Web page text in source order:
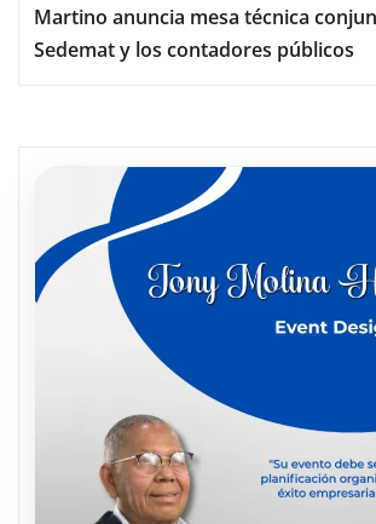
Martino anuncia mesa técnica
Sedemat y los contadores públicos